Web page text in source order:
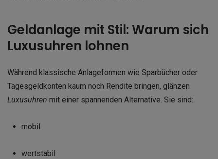
Geldanlage mit Stil: Warum sich
Luxusuhren lohnen
Während klassische Anlageformen wie Sparbücher oder
Tagesgeldkonten kaum noch Rendite bringen, glänzen
Luxusuhren mit einer spannenden Alternative. Sie sind:
mobil
wertstabil